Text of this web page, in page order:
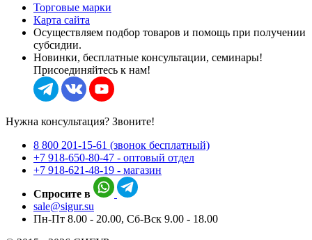
Торговые марки
Карта сайта
Осуществляем подбор товаров и помощь при получении
субсидии.
Новинки, бесплатные консультации, семинары!
Присоединяйтесь к нам!
Нужна консультация? Звоните!
8 800 201-15-61 (звонок бесплатный)
+7 918-650-80-47 - оптовый отдел
+7 918-621-48-19 - магазин
Спросите в
sale@sigur.su
Пн-Пт 8.00 - 20.00, Сб-Вск 9.00 - 18.00